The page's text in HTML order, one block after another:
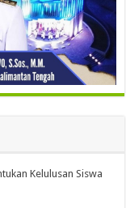
Kelulusan Siswa